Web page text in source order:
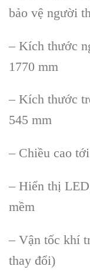
bảo vệ người
– Kích thước
1770 mm
– Kích thước
545 mm
– Chiều cao
– Hiển thị
mềm
– Vận tốc khí
thay đổi)